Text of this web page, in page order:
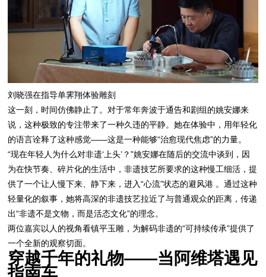
刘晓强在指导单霁翔体验雕刻
这一刻，时间仿佛静止了。对于常年奔波于通告和剧组的姚安娜来
说，这种极致的专注带来了一种久违的平静。她在体验中，用年轻化
的语言诠释了这种感觉——这是一种能够“治愈现代焦虑”的力量。
“现在年轻人为什么对非遗‘上头’？”姚安娜在随后的交流中谈到，因
为在快节奏、碎片化的生活中，非遗技艺所要求的这种慢工细活，提
供了一个让人慢下来、静下来，进入“心流”状态的避风港 。通过这种
轻量化的叙事，她将高深的非遗技艺拉近了与普通观众的距离，传递
出“非遗不是文物，而是活态文化”的理念。
两位嘉宾以人的视角看镇平玉雕，为解码非遗的“可持续传承”提供了
一个全新的观察切面。
穿越千年的礼物——当阿维塔遇见
指南车